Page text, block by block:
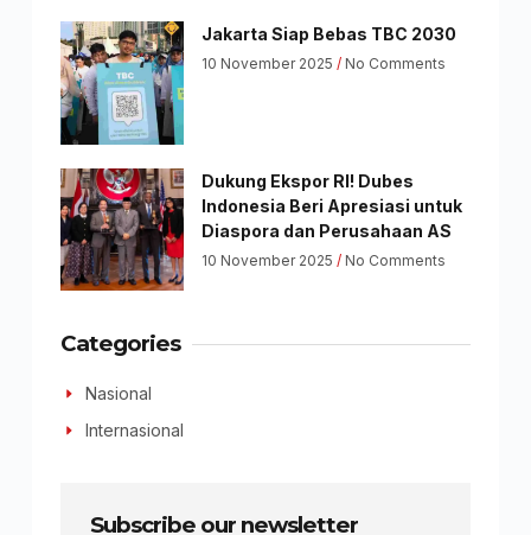
Jakarta Siap Bebas TBC 2030
10 November 2025 No Comments
Dukung Ekspor RI! Dubes
Indonesia Beri Apresiasi untuk
Diaspora dan Perusahaan AS
10 November 2025 No Comments
Categories
Nasional
Internasional
Subscribe our newsletter